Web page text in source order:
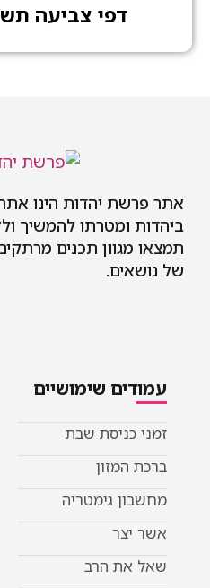
דפי צביעה תשמישי
יהדות הינו אתר המנגיש
להמשיך ולזכות את
תכנים מרתקים
שימושיים
שבת
גימטריה
חברת
טיפול
סורגים
ניקוי
שירותי